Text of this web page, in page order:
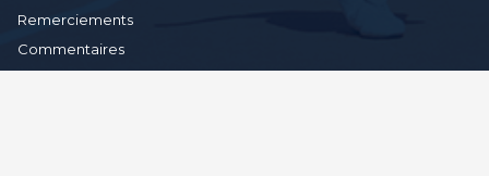
Remerciements
Commentaires